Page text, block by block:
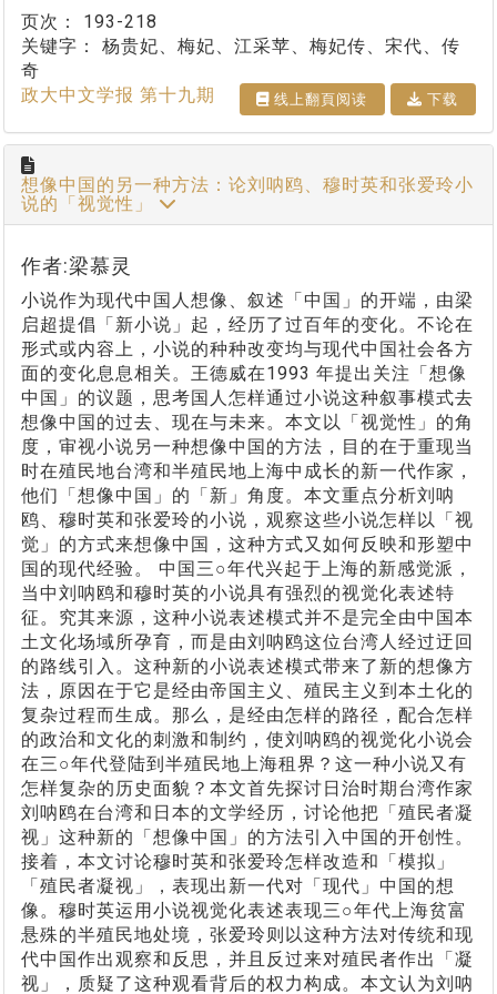
页次： 193-218
关键字： 杨贵妃、梅妃、江采苹、梅妃传、宋代、传
奇
政大中文学报 第十九期
线上翻⾴阅读 下载
想像中国的另一种方法：论刘呐鸥、穆时英和张爱玲小
说的「视觉性」
作者:梁慕灵
小说作为现代中国人想像、叙述「中国」的开端，由梁
启超提倡「新小说」起，经历了过百年的变化。不论在
形式或内容上，小说的种种改变均与现代中国社会各方
面的变化息息相关。王德威在1993 年提出关注「想像
中国」的议题，思考国人怎样通过小说这种叙事模式去
想像中国的过去、现在与未来。本文以「视觉性」的角
度，审视小说另一种想像中国的方法，目的在于重现当
时在殖民地台湾和半殖民地上海中成长的新一代作家，
他们「想像中国」的「新」角度。本文重点分析刘呐
鸥、穆时英和张爱玲的小说，观察这些小说怎样以「视
觉」的方式来想像中国，这种方式又如何反映和形塑中
国的现代经验。 中国三○年代兴起于上海的新感觉派，
当中刘呐鸥和穆时英的小说具有强烈的视觉化表述特
征。究其来源，这种小说表述模式并不是完全由中国本
土文化场域所孕育，而是由刘呐鸥这位台湾人经过迂回
的路线引入。这种新的小说表述模式带来了新的想像方
法，原因在于它是经由帝国主义、殖民主义到本土化的
复杂过程而生成。那么，是经由怎样的路径，配合怎样
的政治和文化的刺激和制约，使刘呐鸥的视觉化小说会
在三○年代登陆到半殖民地上海租界？这一种小说又有
怎样复杂的历史面貌？本文首先探讨日治时期台湾作家
刘呐鸥在台湾和日本的文学经历，讨论他把「殖民者凝
视」这种新的「想像中国」的方法引入中国的开创性。
接着，本文讨论穆时英和张爱玲怎样改造和「模拟」
「殖民者凝视」，表现出新一代对「现代」中国的想
像。穆时英运用小说视觉化表述表现三○年代上海贫富
悬殊的半殖民地处境，张爱玲则以这种方法对传统和现
代中国作出观察和反思，并且反过来对殖民者作出「凝
视」，质疑了这种观看背后的权力构成。本文认为刘呐